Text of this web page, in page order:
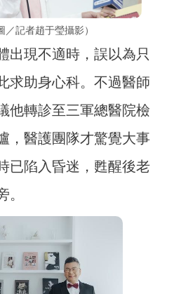
記者趙于瑩攝影）
出現不適時，誤以為只
求助身心科。不過醫師
他轉診至三軍總醫院檢
，醫護團隊才驚覺大事
已陷入昏迷，甦醒後老
。